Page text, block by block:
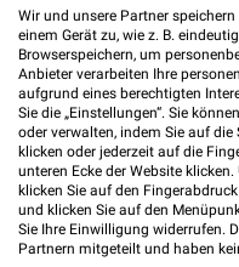
Wir und unsere Partner
einem Gerät zu, wie z. B.
Browserspeichern, um
Anbieter verarbeiten Ihre
aufgrund eines berechtigten
Sie die „Einstellungen“. Sie
oder verwalten, indem Sie auf die
klicken oder jederzeit auf die
unteren Ecke der Website
klicken Sie auf den
und klicken Sie auf den
Sie Ihre Einwilligung widerrufen.
Partnern mitgeteilt und haben